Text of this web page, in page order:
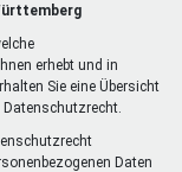
erhebt und in
Sie eine Übersicht
Daten